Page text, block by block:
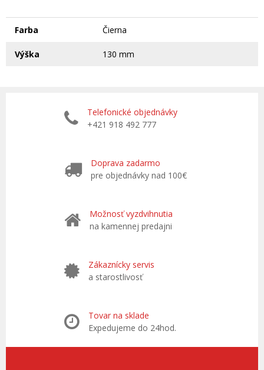
Farba Čierna
Výška 130 mm
Telefonické objednávky
+421 918 492 777
Doprava zadarmo
pre objednávky nad 100€
Možnosť vyzdvihnutia
na kamennej predajni
Zákaznícky servis
a starostlivosť
Tovar na sklade
Expedujeme do 24hod.